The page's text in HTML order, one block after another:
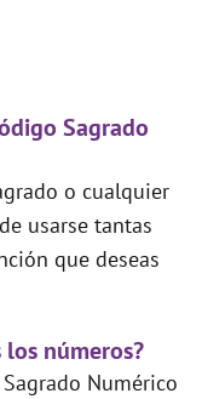
Sagrado
o cualquier
usarse tantas
que deseas
números?
Numérico